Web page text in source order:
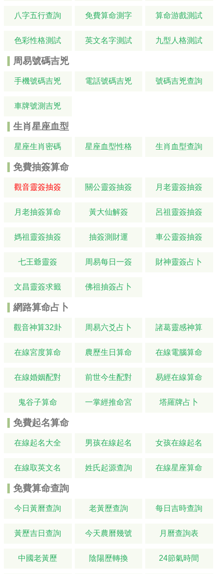
八字五行查詢 免費算命測字 算命游戲測試
色彩性格測試 英文名字測試 九型人格測試
周易號碼吉兇
手機號碼吉兇 電話號碼吉兇 號碼吉兇查詢
車牌號測吉兇
生肖星座血型
星座生肖密碼 星座血型性格 生肖血型查詢
免費抽簽算命
觀音靈簽抽簽 關公靈簽抽簽 月老靈簽抽簽
月老抽簽算命 黃大仙解簽 呂祖靈簽抽簽
媽祖靈簽抽簽 抽簽測財運 車公靈簽抽簽
七王爺靈簽 周易每日一簽 財神靈簽占卜
文昌靈簽求籤 佛祖抽簽占卜
網路算命占卜
觀音神算32卦 周易六爻占卜 諸葛靈感神算
在線宮度算命 農歷生日算命 在線電腦算命
在線婚姻配對 前世今生配對 易經在線算命
鬼谷子算命 一掌經推命宮 塔羅牌占卜
免費起名算命
在線起名大全 男孩在線起名 女孩在線起名
在線取英文名 姓氏起源查詢 在線星座算命
免費算命查詢
今日黃曆查詢 老黃歷查詢 每日吉時查詢
黃歷吉日查詢 今天農曆幾號 月曆查詢表
中國老黃歷 陰陽歷轉換 24節氣時間